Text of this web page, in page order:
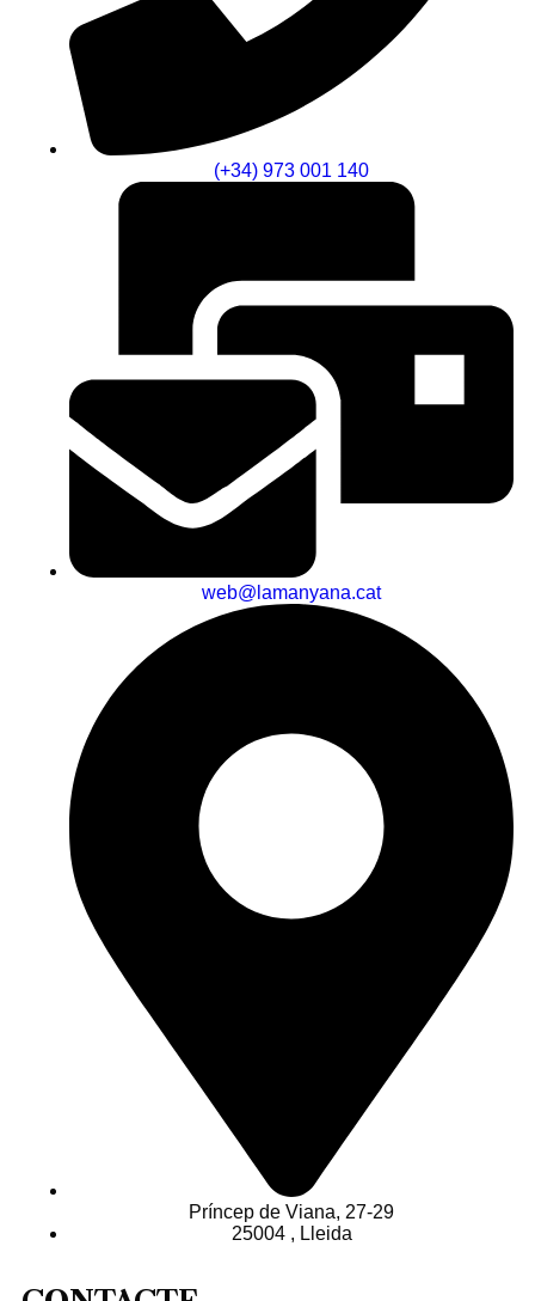
(+34) 973 001 140
web@lamanyana.cat
Príncep de Viana, 27-29
25004 , Lleida